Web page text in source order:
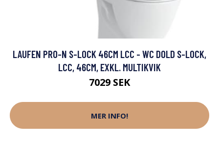
LAUFEN PRO-N S-LOCK 46CM LCC - WC DOLD S-LOCK,
LCC, 46CM, EXKL. MULTIKVIK
7029 SEK
MER INFO!